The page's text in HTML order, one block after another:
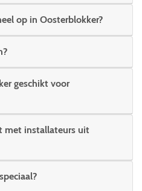
op in Oosterblokker?
geschikt voor
met installateurs uit